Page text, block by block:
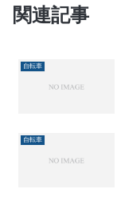
関連記事
自転車
自転車